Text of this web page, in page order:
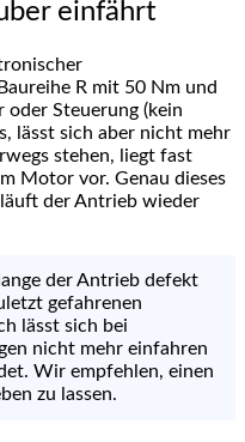
einfährt
R mit 50 Nm und
Steuerung (kein
lässt sich aber nicht mehr
stehen, liegt fast
Motor vor. Genau dieses
der Antrieb wieder
der Antrieb defekt
gefahrenen
lässt sich bei
nicht mehr einfahren
Wir empfehlen, einen
zu lassen.